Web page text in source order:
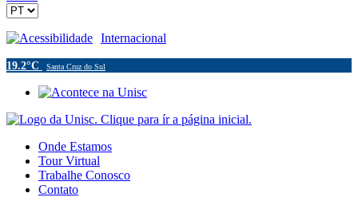
Acessibilidade Internacional
19.2°C Santa Cruz do Sul
Onde Estamos
Tour Virtual
Trabalhe Conosco
Contato